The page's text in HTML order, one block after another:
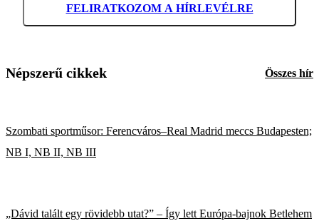
FELIRATKOZOM A HÍRLEVÉLRE
Népszerű cikkek Összes hír
Szombati sportműsor: Ferencváros–Real Madrid meccs Budapesten;
NB I, NB II, NB III
„Dávid talált egy rövidebb utat?” – Így lett Európa-bajnok Betlehem